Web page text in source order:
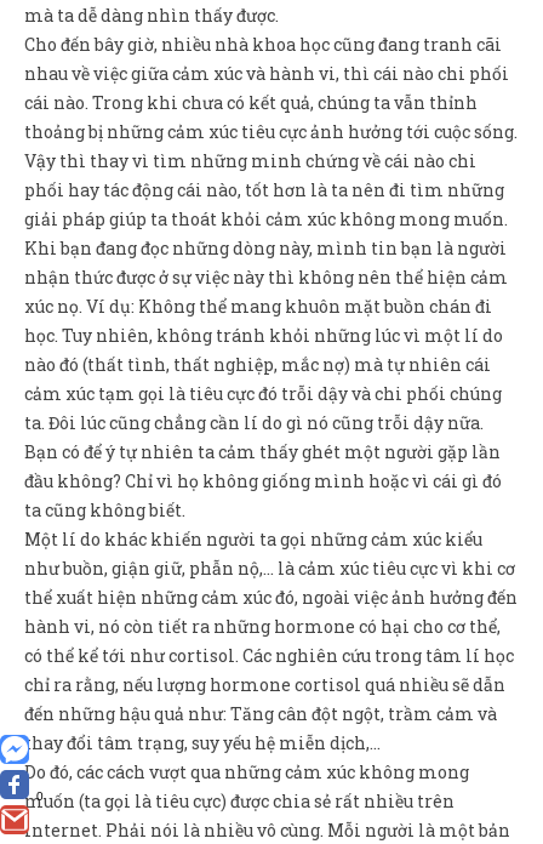
0
mà ta dễ dàng nhìn thấy được.
Cho đến bây giờ, nhiều nhà khoa học cũng đang tranh cãi
nhau về việc giữa cảm xúc và hành vi, thì cái nào chi phối
cái nào. Trong khi chưa có kết quả, chúng ta vẫn thỉnh
thoảng bị những cảm xúc tiêu cực ảnh hưởng tới cuộc sống.
Vậy thì thay vì tìm những minh chứng về cái nào chi
phối hay tác động cái nào, tốt hơn là ta nên đi tìm những
giải pháp giúp ta thoát khỏi cảm xúc không mong muốn.
Khi bạn đang đọc những dòng này, mình tin bạn là người
nhận thức được ở sự việc này thì không nên thể hiện cảm
xúc nọ. Ví dụ: Không thể mang khuôn mặt buồn chán đi
học. Tuy nhiên, không tránh khỏi những lúc vì một lí do
nào đó (thất tình, thất nghiệp, mắc nợ) mà tự nhiên cái
cảm xúc tạm gọi là tiêu cực đó trỗi dậy và chi phối chúng
ta. Đôi lúc cũng chẳng cần lí do gì nó cũng trỗi dậy nữa.
Bạn có để ý tự nhiên ta cảm thấy ghét một người gặp lần
đầu không? Chỉ vì họ không giống mình hoặc vì cái gì đó
ta cũng không biết.
Một lí do khác khiến người ta gọi những cảm xúc kiểu
như buồn, giận giữ, phẫn nộ,… là cảm xúc tiêu cực vì khi cơ
thể xuất hiện những cảm xúc đó, ngoài việc ảnh hưởng đến
hành vi, nó còn tiết ra những hormone có hại cho cơ thể,
có thể kể tới như cortisol. Các nghiên cứu trong tâm lí học
chỉ ra rằng, nếu lượng hormone cortisol quá nhiều sẽ dẫn
đến những hậu quả như: Tăng cân đột ngột, trầm cảm và
thay đổi tâm trạng, suy yếu hệ miễn dịch,…
Do đó, các cách vượt qua những cảm xúc không mong
muốn (ta gọi là tiêu cực) được chia sẻ rất nhiều trên
internet. Phải nói là nhiều vô cùng. Mỗi người là một bản